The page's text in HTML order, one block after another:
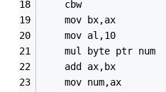
	cbw
	mov bx,ax
	mov al,10
	add ax,bx
	mov num,ax